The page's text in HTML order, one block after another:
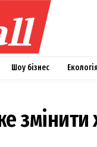
Шоу бізнес Екологія